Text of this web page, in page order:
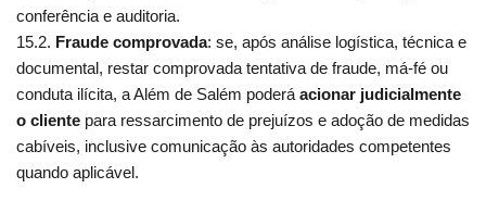
conferência e auditoria.
15.2. Fraude comprovada: se, após análise logística, técnica e
documental, restar comprovada tentativa de fraude, má-fé ou
conduta ilícita, a Além de Salém poderá acionar judicialmente
o cliente para ressarcimento de prejuízos e adoção de medidas
cabíveis, inclusive comunicação às autoridades competentes
quando aplicável.